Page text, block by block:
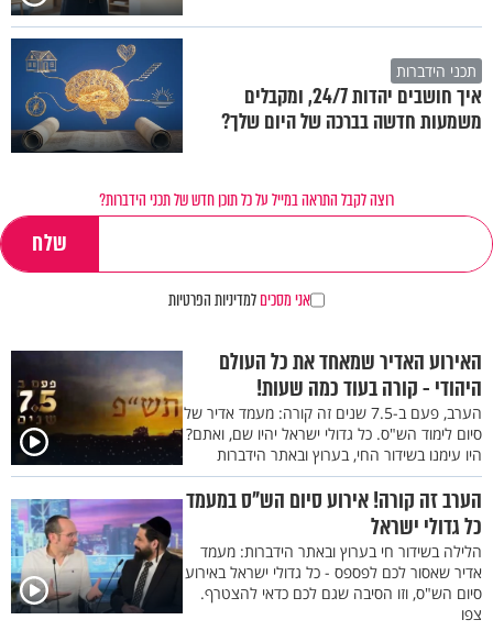
תכני הידברות
איך חושבים יהדות 24/7, ומקבלים
משמעות חדשה בברכה של היום שלך?
רוצה לקבל התראה במייל על כל תוכן חדש של תכני הידברות?
אני מסכיםלמדיניות הפרטיות
האירוע האדיר שמאחד את כל העולם
היהודי - קורה בעוד כמה שעות!
הערב, פעם ב-7.5 שנים זה קורה: מעמד אדיר של
סיום לימוד הש"ס. כל גדולי ישראל יהיו שם, ואתם?
היו עימנו בשידור החי, בערוץ ובאתר הידברות
הערב זה קורה! אירוע סיום הש"ס במעמד
כל גדולי ישראל
הלילה בשידור חי בערוץ ובאתר הידברות: מעמד
אדיר שאסור לכם לפספס - כל גדולי ישראל באירוע
סיום הש"ס, וזו הסיבה שגם לכם כדאי להצטרף.
צפו